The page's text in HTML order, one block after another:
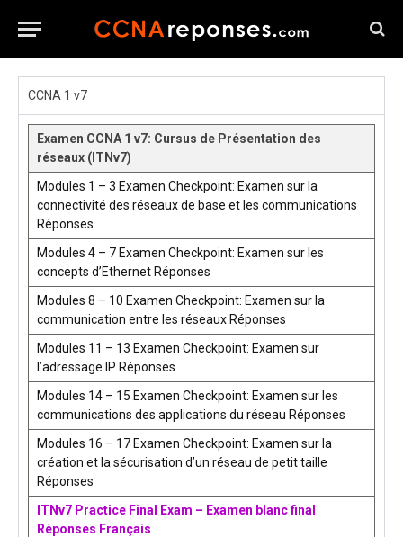
CCNA 1 v7
Examen CCNA 1 v7: Cursus de Présentation des
réseaux (ITNv7)
Modules 1 – 3 Examen Checkpoint: Examen sur la
connectivité des réseaux de base et les communications
Réponses
Modules 4 – 7 Examen Checkpoint: Examen sur les
concepts d’Ethernet Réponses
Modules 8 – 10 Examen Checkpoint: Examen sur la
communication entre les réseaux Réponses
Modules 11 – 13 Examen Checkpoint: Examen sur
l’adressage IP Réponses
Modules 14 – 15 Examen Checkpoint: Examen sur les
communications des applications du réseau Réponses
Modules 16 – 17 Examen Checkpoint: Examen sur la
création et la sécurisation d’un réseau de petit taille
Réponses
ITNv7 Practice Final Exam – Examen blanc final
Réponses Français